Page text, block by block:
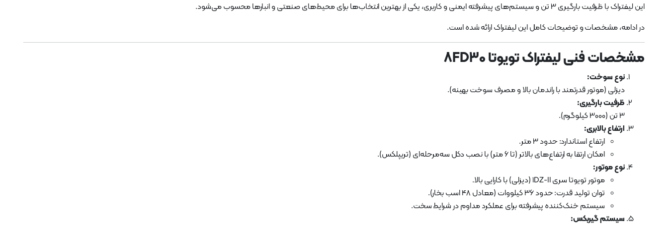
این لیفتراک با ظرفیت بارگیری 3 تن و سیستم‌های پیشرفته ایمنی و کاربری، یکی از بهترین انتخاب‌ها برای محیط‌های صنعتی و انبارها محسوب می‌شود.
در ادامه، مشخصات و توضیحات کامل این لیفتراک ارائه شده است.
مشخصات فنی لیفتراک تویوتا 8FD30
نوع سوخت:
دیزلی (موتور قدرتمند با راندمان بالا و مصرف سوخت بهینه).
ظرفیت بارگیری:
3 تن (3000 کیلوگرم).
ارتفاع بالابری:
ارتفاع استاندارد: حدود 3 متر.
امکان ارتقا به ارتفاع‌های بالاتر (تا 6 متر) با نصب دکل سه‌مرحله‌ای (تریپلکس).
نوع موتور:
موتور تویوتا سری 1DZ-II (دیزلی) با کارایی بالا.
توان تولید قدرت: حدود 36 کیلووات (معادل 48 اسب بخار).
سیستم خنک‌کننده پیشرفته برای عملکرد مداوم در شرایط سخت.
سیستم گیربکس: